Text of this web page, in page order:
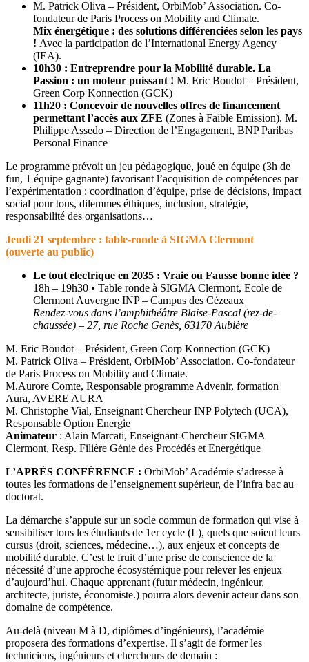
M. Patrick Oliva – Président, OrbiMob’ Association. Co-
fondateur de Paris Process on Mobility and Climate.
Mix énergétique : des solutions différenciées selon les pays
! Avec la participation de l’International Energy Agency
(IEA).
10h30 : Entreprendre pour la Mobilité durable. La
Passion : un moteur puissant ! M. Eric Boudot – Président,
Green Corp Konnection (GCK)
11h20 : Concevoir de nouvelles offres de financement
permettant l’accès aux ZFE (Zones à Faible Emission). M.
Philippe Assedo – Direction de l’Engagement, BNP Paribas
Personal Finance
Le programme prévoit un jeu pédagogique, joué en équipe (3h de
fun, 1 équipe gagnante) favorisant l’acquisition de compétences par
l’expérimentation : coordination d’équipe, prise de décisions, impact
social pour tous, dilemmes éthiques, inclusion, stratégie,
responsabilité des organisations…
Jeudi 21 septembre : table-ronde à SIGMA Clermont
(ouverte au public)
Le tout électrique en 2035 : Vraie ou Fausse bonne idée ?
18h – 19h30 • Table ronde à SIGMA Clermont, Ecole de
Clermont Auvergne INP – Campus des Cézeaux
Rendez-vous dans l’amphithéâtre Blaise-Pascal (rez-de-
chaussée) – 27, rue Roche Genès, 63170 Aubière
M. Eric Boudot – Président, Green Corp Konnection (GCK)
M. Patrick Oliva – Président, OrbiMob’ Association. Co-fondateur
de Paris Process on Mobility and Climate.
M.Aurore Comte, Responsable programme Advenir, formation
Aura, AVERE AURA
M. Christophe Vial, Enseignant Chercheur INP Polytech (UCA),
Responsable Option Energie
Animateur : Alain Marcati, Enseignant-Chercheur SIGMA
Clermont, Resp. Filière Génie des Procédés et Energétique
L’APRÈS CONFÉRENCE : OrbiMob’ Académie s’adresse à
toutes les formations de l’enseignement supérieur, de l’infra bac au
doctorat.
La démarche s’appuie sur un socle commun de formation qui vise à
sensibiliser tous les étudiants de 1er cycle (L), quels que soient leurs
cursus (droit, sciences, médecine…), aux enjeux et concepts de
mobilité durable. C’est le fruit d’une prise de conscience de la
nécessité d’une approche écosystémique pour relever les enjeux
d’aujourd’hui. Chaque apprenant (futur médecin, ingénieur,
architecte, juriste, économiste.) pourra alors devenir acteur dans son
domaine de compétence.
Au-delà (niveau M à D, diplômes d’ingénieurs), l’académie
proposera des formations d’expertise. Il s’agit de former les
techniciens, ingénieurs et chercheurs de demain :